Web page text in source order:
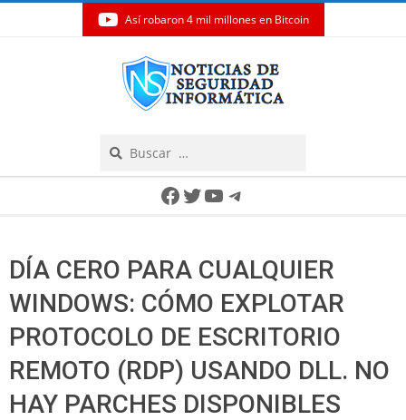
Así robaron 4 mil millones en Bitcoin
Facebook
Twitter
YouTube
Telegram
DÍA CERO PARA CUALQUIER
WINDOWS: CÓMO EXPLOTAR
PROTOCOLO DE ESCRITORIO
REMOTO (RDP) USANDO DLL. NO
HAY PARCHES DISPONIBLES